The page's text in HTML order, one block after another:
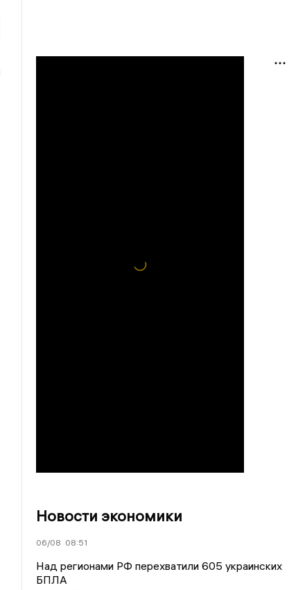
Новости экономики
06/08 08:51
Над регионами РФ перехватили 605 украинских
БПЛА